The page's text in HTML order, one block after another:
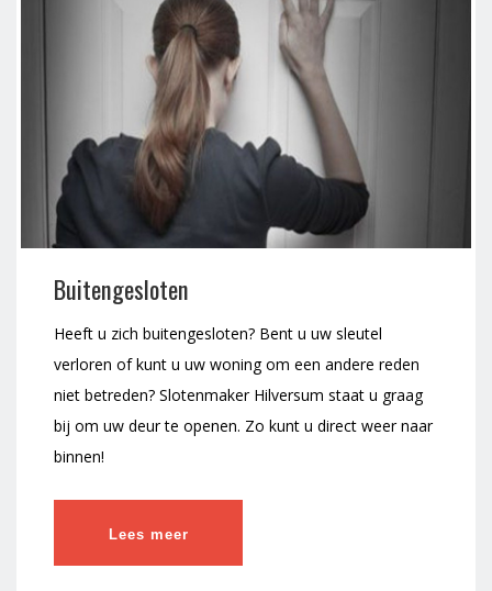
Buitengesloten
Heeft u zich buitengesloten? Bent u uw sleutel
verloren of kunt u uw woning om een andere reden
niet betreden? Slotenmaker Hilversum staat u graag
bij om uw deur te openen. Zo kunt u direct weer naar
binnen!
Lees meer